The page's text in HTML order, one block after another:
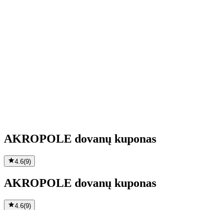
AKROPOLE dovanų kuponas
4.6(9)
AKROPOLE dovanų kuponas
4.6(9)